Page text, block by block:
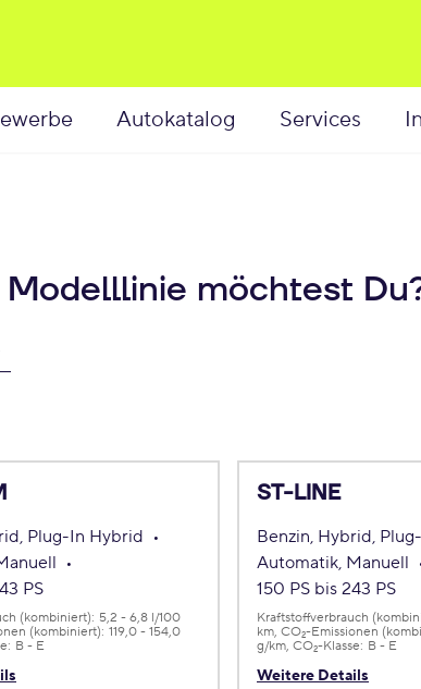
Autokatalog Services
möchtest
Plug-In Hybrid
PS
(kombiniert): 5,2 - 6,8 l/100
(kombiniert): 119,0 - 154,0
B - E
ST-LINE
Benzin, Hybrid,
Automatik, Manuell
150 PS bis 243 PS
Weitere Details
Kraftstoffverbrauch
km CO2-Emissionen
g/km CO2-Klasse: B - E